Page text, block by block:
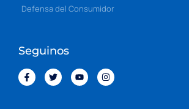
Defensa del Consumidor
Seguinos